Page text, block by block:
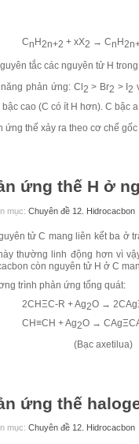
CnH2n+2 + xX2 → CnH
tắc các nguyên tử H
phản ứng: Cl 2 > Br2 > I 2
bậc cao (C có ít H hơn). C bậc
ứng thế xảy ra theo cơ chế
ứng thế H ở
mục: Chuyên đề 12. Hidrocacbon
tử C mang liên kết ba ở
thường linh động hơn vì
còn nguyên tử H ở C
trình phản ứng tổng quát:
2CHΞC-R + Ag2O → 2CAg
CH≡CH + Ag2O →
axetilua)
ứng thế
mục: Chuyên đề 12. Hidrocacbon